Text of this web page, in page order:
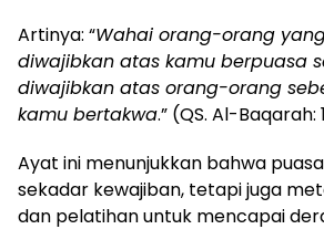
Artinya: “Wahai orang-orang
diwajibkan atas kamu berpuasa
diwajibkan atas orang-orang
kamu bertakwa.” (QS. Al-Baqarah:
Ayat ini menunjukkan bahwa
sekadar kewajiban, tetapi juga
dan pelatihan untuk mencapai